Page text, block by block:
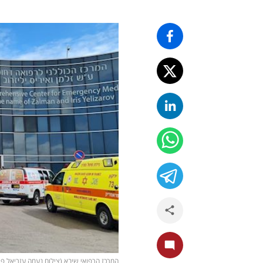
המרכז הרפואי שיבא (צילום נעמה עזריאל